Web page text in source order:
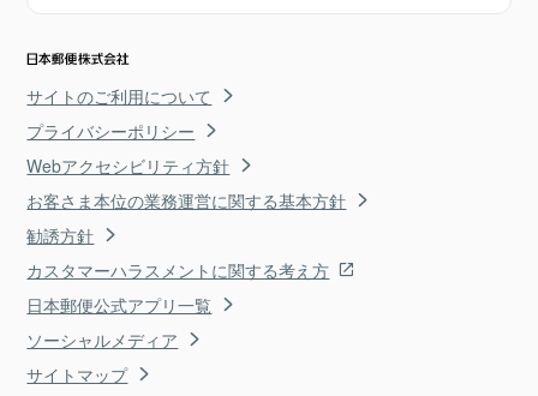
サイトのご利用について
プライバシーポリシー
Webアクセシビリティ方針
お客さま本位の業務運営に関する基本方針
勧誘方針
カスタマーハラスメントに関する考え方
日本郵便公式アプリ一覧
ソーシャルメディア
サイトマップ